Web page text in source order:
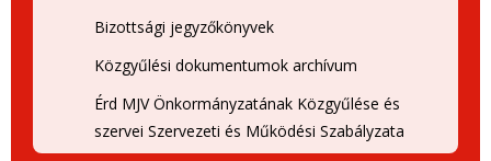
Bizottsági jegyzőkönyvek
Közgyűlési dokumentumok archívum
Érd MJV Önkormányzatának Közgyűlése és
szervei Szervezeti és Működési Szabályzata